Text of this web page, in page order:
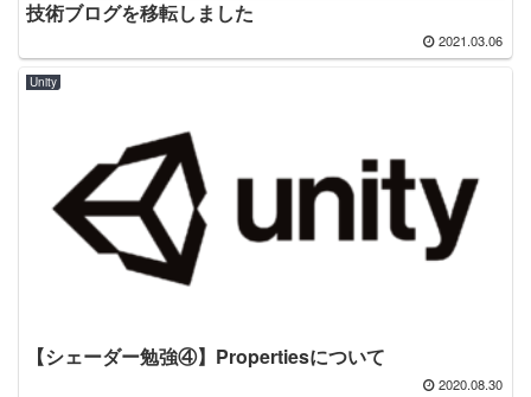
技術ブログを移転しました
2021.03.06
Unity
【シェーダー勉強④】Propertiesについて
2020.08.30